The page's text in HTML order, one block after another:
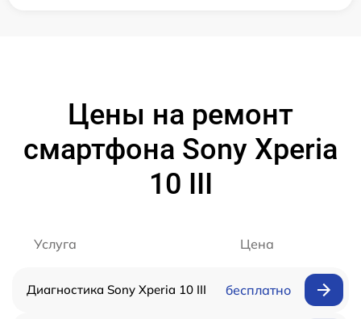
Цены на ремонт
смартфона Sony Xperia
10 III
Услуга Цена
Диагностика Sony Xperia 10 III бесплатно